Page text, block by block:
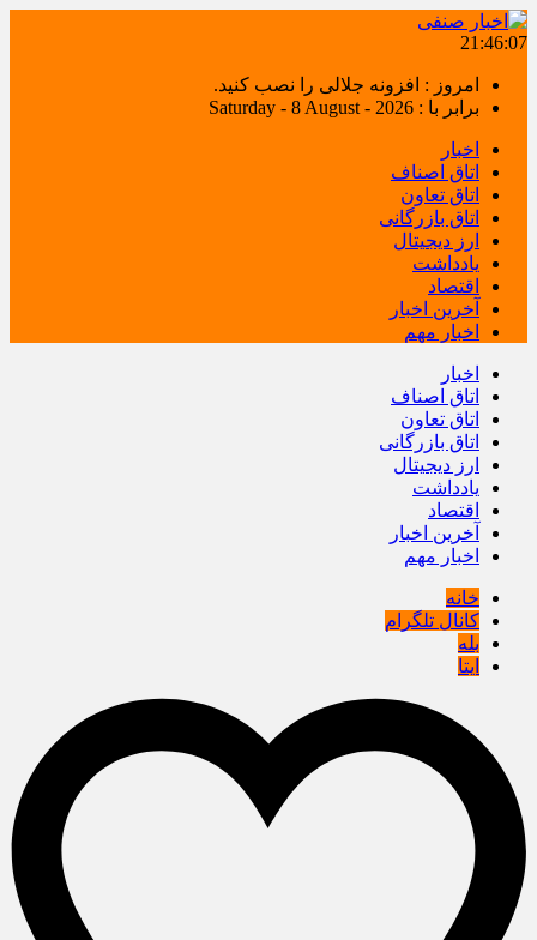
21:46:08
امروز : افزونه جلالی را نصب کنید.
برابر با : Saturday - 8 August - 2026
اخبار
اتاق اصناف
اتاق تعاون
اتاق بازرگانی
ارز دیجیتال
یادداشت
اقتصاد
آخرین اخبار
اخبار مهم
اخبار
اتاق اصناف
اتاق تعاون
اتاق بازرگانی
ارز دیجیتال
یادداشت
اقتصاد
آخرین اخبار
اخبار مهم
خانه
کانال تلگرام
بله
ایتا